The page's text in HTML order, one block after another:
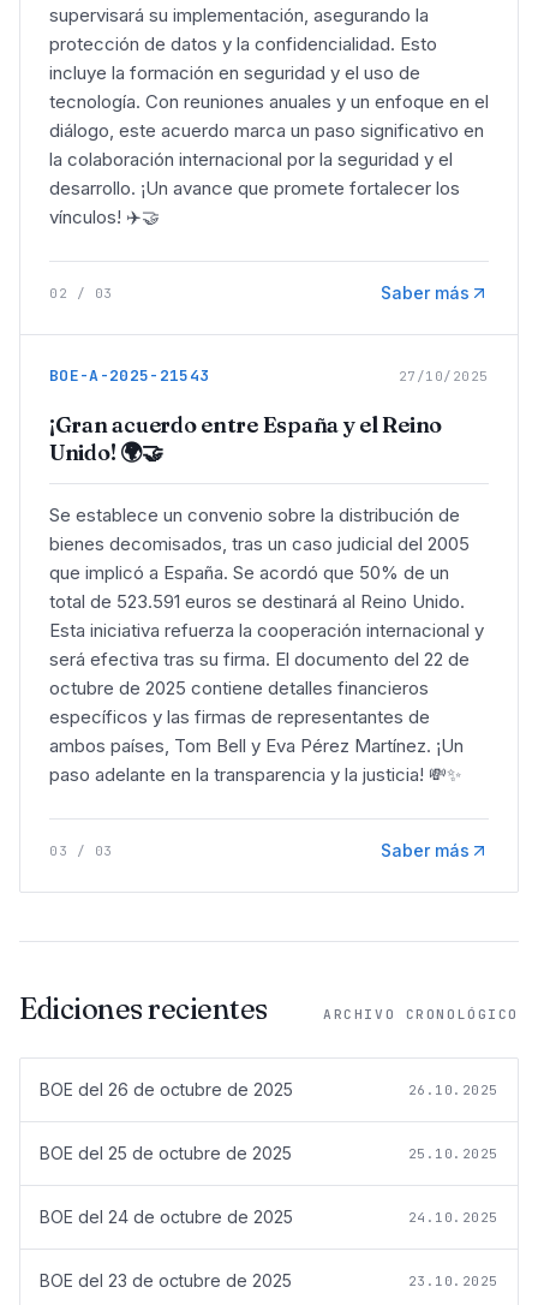
supervisará su implementación, asegurando la
protección de datos y la confidencialidad. Esto
incluye la formación en seguridad y el uso de
tecnología. Con reuniones anuales y un enfoque en el
diálogo, este acuerdo marca un paso significativo en
la colaboración internacional por la seguridad y el
desarrollo. ¡Un avance que promete fortalecer los
vínculos! ✈️🤝
02 / 03 Saber más
BOE-A-2025-21543 27/10/2025
¡Gran acuerdo entre España y el Reino
Unido! 🌍🤝
Se establece un convenio sobre la distribución de
bienes decomisados, tras un caso judicial del 2005
que implicó a España. Se acordó que 50% de un
total de 523.591 euros se destinará al Reino Unido.
Esta iniciativa refuerza la cooperación internacional y
será efectiva tras su firma. El documento del 22 de
octubre de 2025 contiene detalles financieros
específicos y las firmas de representantes de
ambos países, Tom Bell y Eva Pérez Martínez. ¡Un
paso adelante en la transparencia y la justicia! 💸✨
03 / 03 Saber más
Ediciones recientes ARCHIVO CRONOLÓGICO
BOE del 26 de octubre de 2025 26.10.2025
BOE del 25 de octubre de 2025 25.10.2025
BOE del 24 de octubre de 2025 24.10.2025
BOE del 23 de octubre de 2025 23.10.2025